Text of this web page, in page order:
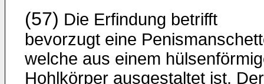
(57) Die Erfindung betrifft
bevorzugt eine
welche aus einem
Hohlkörper ausgestaltet ist. Der